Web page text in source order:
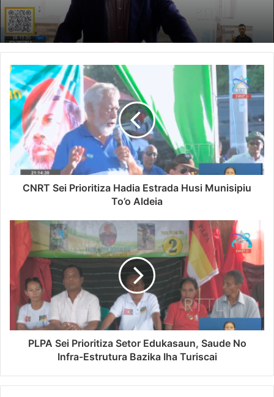
CNRT Sei Prioritiza Hadia Estrada Husi Munisipiu
To’o Aldeia
PLPA Sei Prioritiza Setor Edukasaun, Saude No
Infra-Estrutura Bazika Iha Turiscai